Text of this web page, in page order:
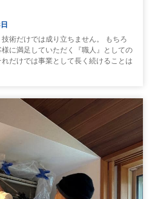
術だけでは成り立ちません。 もちろ
に満足していただく『職人』としての
だけでは事業として長く続けることは